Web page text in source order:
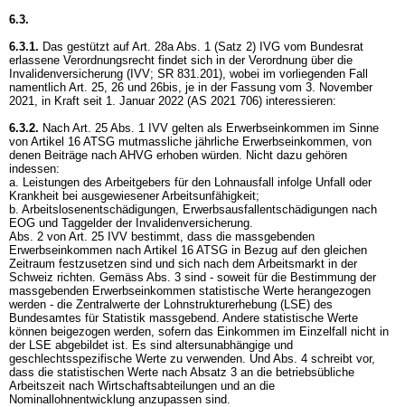
6.3.
6.3.1. Das gestützt auf Art. 28a Abs. 1 (Satz 2) IVG vom Bundesrat
erlassene Verordnungsrecht findet sich in der Verordnung über die
Invalidenversicherung (IVV; SR 831.201), wobei im vorliegenden Fall
namentlich Art. 25, 26 und 26bis, je in der Fassung vom 3. November
2021, in Kraft seit 1. Januar 2022 (AS 2021 706) interessieren:
6.3.2. Nach Art. 25 Abs. 1 IVV gelten als Erwerbseinkommen im Sinne
von Artikel 16 ATSG mutmassliche jährliche Erwerbseinkommen, von
denen Beiträge nach AHVG erhoben würden. Nicht dazu gehören
indessen:
a. Leistungen des Arbeitgebers für den Lohnausfall infolge Unfall oder
Krankheit bei ausgewiesener Arbeitsunfähigkeit;
b. Arbeitslosenentschädigungen, Erwerbsausfallentschädigungen nach
EOG und Taggelder der Invalidenversicherung.
Abs. 2 von Art. 25 IVV bestimmt, dass die massgebenden
Erwerbseinkommen nach Artikel 16 ATSG in Bezug auf den gleichen
Zeitraum festzusetzen sind und sich nach dem Arbeitsmarkt in der
Schweiz richten. Gemäss Abs. 3 sind - soweit für die Bestimmung der
massgebenden Erwerbseinkommen statistische Werte herangezogen
werden - die Zentralwerte der Lohnstrukturerhebung (LSE) des
Bundesamtes für Statistik massgebend. Andere statistische Werte
können beigezogen werden, sofern das Einkommen im Einzelfall nicht in
der LSE abgebildet ist. Es sind altersunabhängige und
geschlechtsspezifische Werte zu verwenden. Und Abs. 4 schreibt vor,
dass die statistischen Werte nach Absatz 3 an die betriebsübliche
Arbeitszeit nach Wirtschaftsabteilungen und an die
Nominallohnentwicklung anzupassen sind.